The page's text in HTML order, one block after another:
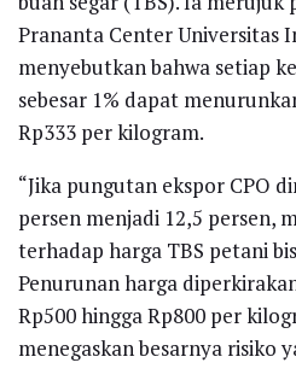
Prananta Center Universitas
menyebutkan bahwa setiap
sebesar 1% dapat
Rp333 per kilogram.
“Jika pungutan ekspor CPO
persen menjadi 12,5 persen,
terhadap harga TBS petani
Penurunan harga
Rp500 hingga Rp800 per
menegaskan besarnya risiko